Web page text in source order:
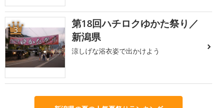
3
第18回ハチロクゆかた祭り／
新潟県
涼しげな浴衣姿で出かけよう